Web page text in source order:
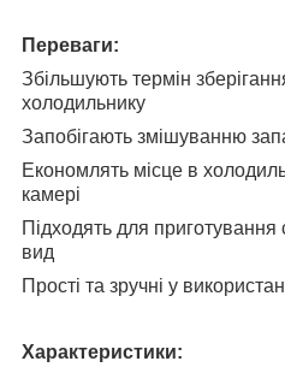
Переваги:
Збільшують термін
холодильнику
Запобігають змішуванню
Економлять місце в
камері
Підходять для приготування
вид
Прості та зручні у
Характеристики: